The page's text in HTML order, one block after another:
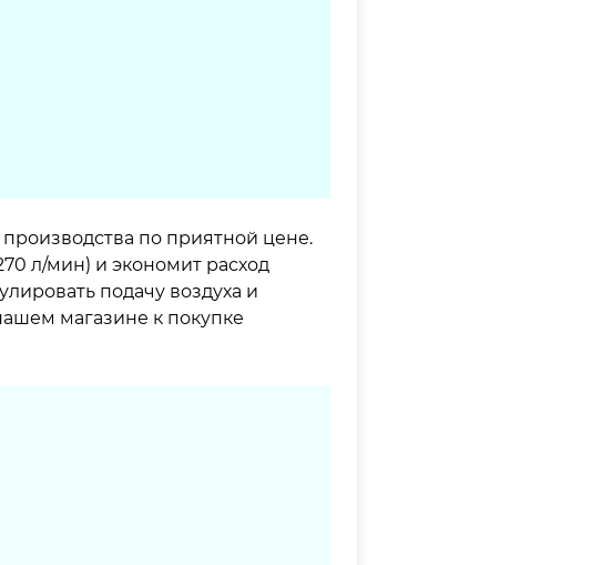
по приятной цене.
л/мин) и экономит расход
подачу воздуха и
магазине к покупке